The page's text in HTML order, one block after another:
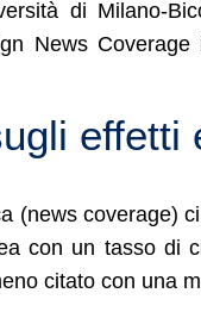
di Milano-
News
effetti
(news coverage)
con un tasso di
citato con una